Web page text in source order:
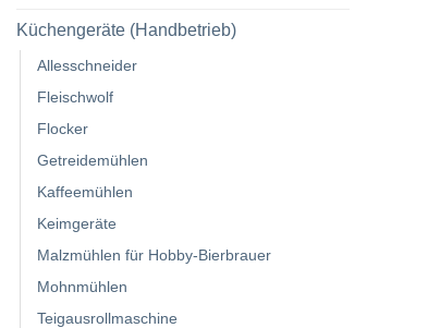
Küchengeräte (Handbetrieb)
Allesschneider
Fleischwolf
Flocker
Getreidemühlen
Kaffeemühlen
Keimgeräte
Malzmühlen für Hobby-Bierbrauer
Mohnmühlen
Teigausrollmaschine